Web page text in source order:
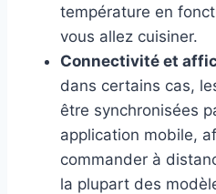
température en
vous allez cuisiner.
Connectivité et
dans certains cas,
être synchronisées
application mobile,
commander à
la plupart des